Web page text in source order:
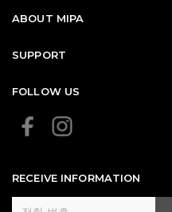
ABOUT MIPA
SUPPORT
FOLLOW US
RECEIVE INFORMATION